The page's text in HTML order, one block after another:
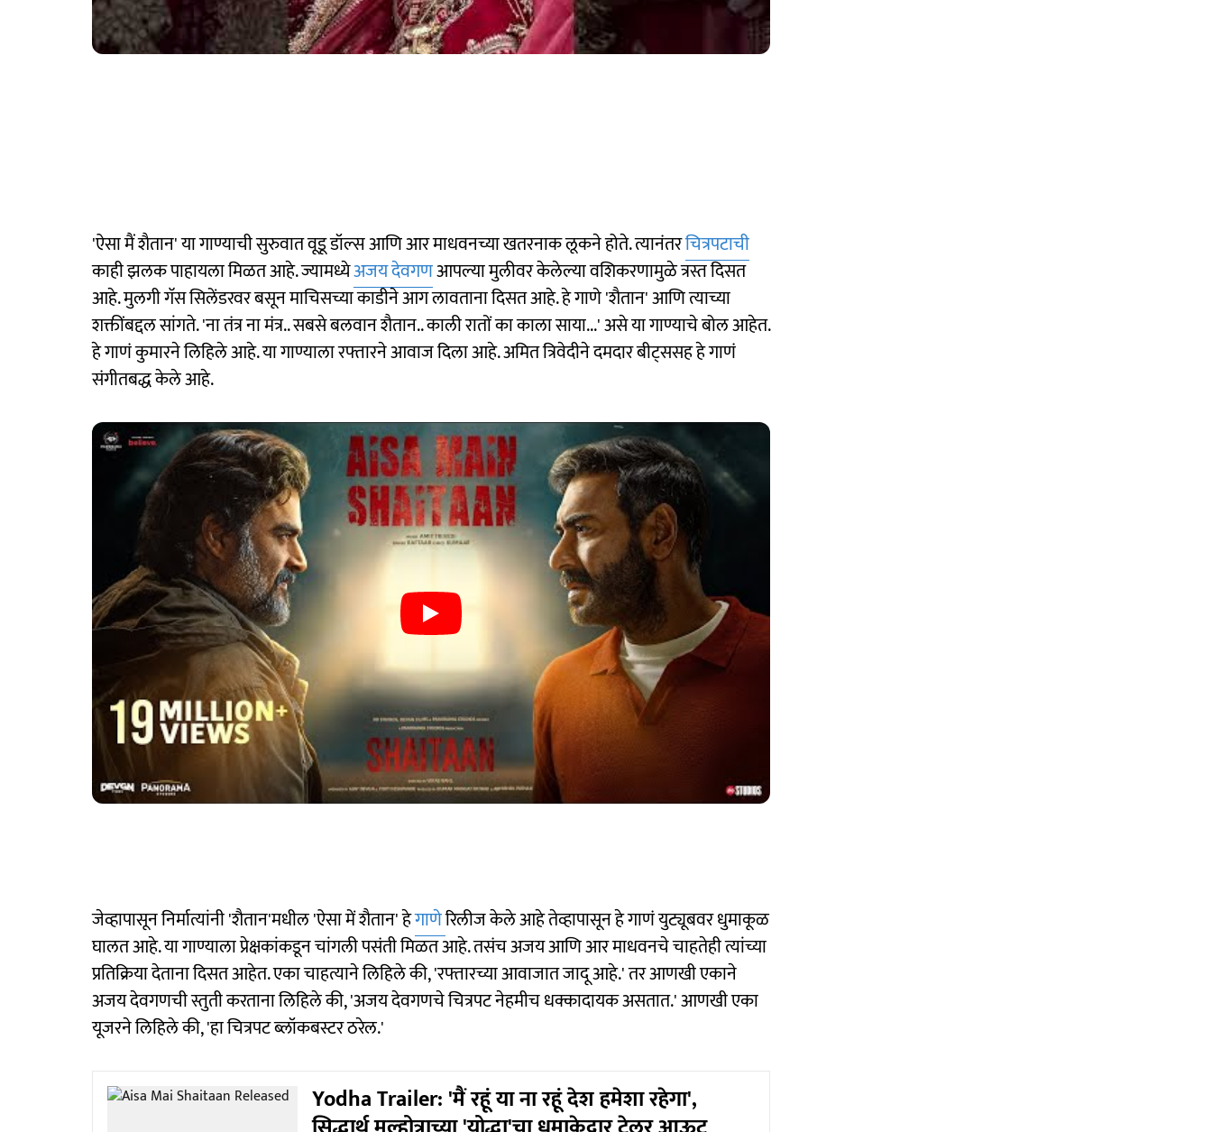
'ऐसा मैं शैतान' या गाण्याची सुरुवात वूडू डॉल्स आणि आर माधवनच्या खतरनाक लूकने होते. त्यानंतरचित्रपटाची
काही झलक पाहायला मिळत आहे. ज्यामध्येअजय देवगणआपल्या मुलीवर केलेल्या वशिकरणामुळे त्रस्त दिसत
आहे. मुलगी गॅस सिलेंडरवर बसून माचिसच्या काडीने आग लावताना दिसत आहे. हे गाणे 'शैतान' आणि त्याच्या
शक्तींबद्दल सांगते. 'ना तंत्र ना मंत्र.. सबसे बलवान शैतान.. काली रातों का काला साया...' असे या गाण्याचे बोल आहेत.
हे गाणं कुमारने लिहिले आहे. या गाण्याला रफ्तारने आवाज दिला आहे. अमित त्रिवेदीने दमदार बीट्ससह हे गाणं
संगीतबद्ध केले आहे.
जेव्हापासून निर्मात्यांनी 'शैतान'मधील 'ऐसा में शैतान' हेगाणेरिलीज केले आहे तेव्हापासून हे गाणं युट्यूबवर धुमाकूळ
घालत आहे. या गाण्याला प्रेक्षकांकडून चांगली पसंती मिळत आहे. तसंच अजय आणि आर माधवनचे चाहतेही त्यांच्या
प्रतिक्रिया देताना दिसत आहेत. एका चाहत्याने लिहिले की, 'रफ्तारच्या आवाजात जादू आहे.' तर आणखी एकाने
अजय देवगणची स्तुती करताना लिहिले की, 'अजय देवगणचे चित्रपट नेहमीच धक्कादायक असतात.' आणखी एका
यूजरने लिहिले की, 'हा चित्रपट ब्लॉकबस्टर ठरेल.'
Yodha Trailer: 'मैं रहूं या ना रहूं देश हमेशा रहेगा',